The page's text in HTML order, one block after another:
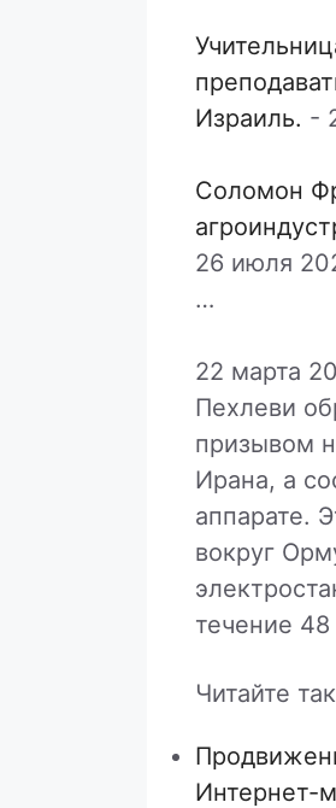
Израиль. -
Соломон
26 июля
…
22 марта
Пехлеви
призывом
Ирана, а
аппарате.
вокруг
течение 48
Читайте
Интернет-